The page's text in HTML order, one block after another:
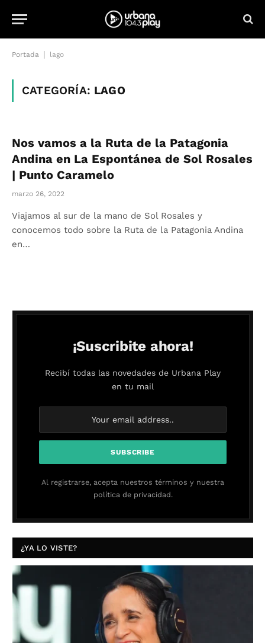
Portada lago
CATEGORÍA: LAGO
Nos vamos a la Ruta de la Patagonia
Andina en La Espontánea de Sol Rosales
| Punto Caramelo
marzo 26, 2022
Viajamos al sur de la mano de Sol Rosales y
conocemos todo sobre la Ruta de la Patagonia Andina
en…
¡Suscribite ahora!
Recibí todas las novedades de Urbana Play
en tu mail
Al registrarse, acepta nuestros términos y nuestra
política de privacidad.
¿YA LO VISTE?